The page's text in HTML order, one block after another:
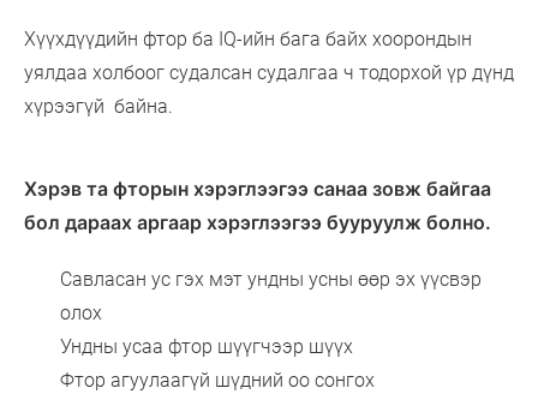
Хүүхдүүдийн фтор ба IQ-ийн бага байх хоорондын
уялдаа холбоог судалсан судалгаа ч тодорхой үр дүнд
хүрээгүй байна.
Хэрэв та фторын хэрэглээгээ санаа зовж байгаа
бол дараах аргаар хэрэглээгээ бууруулж болно.
Савласан ус гэх мэт ундны усны өөр эх үүсвэр
олох
Ундны усаа фтор шүүгчээр шүүх
Фтор агуулаагүй шүдний оо сонгох